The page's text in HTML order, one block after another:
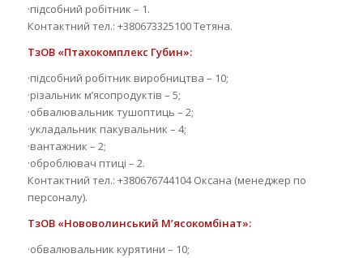
·підсобний робітник – 1.
Контактний тел.: +380673325100 Тетяна.
ТзОВ «Птахокомплекс Губин»:
·підсобний робітник виробництва – 10;
·різальник м’ясопродуктів – 5;
·обвалювальник тушоптиць – 2;
·укладальник пакувальник – 4;
·вантажник – 2;
·оброблювач птиці – 2.
Контактний тел.: +380676744104 Оксана (менеджер по
персоналу).
ТзОВ «Нововолинський М’ясокомбінат»:
·обвалювальник курятини – 10;